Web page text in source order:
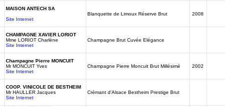
MAISON ANTECH SA
Site Internet
Blanquette de Limoux Réserve Brut 2008
CHAMPAGNE XAVIER LORIOT
Mme LORIOT Charlène
Site Internet
Champagne Brut Cuvée Elégance
Champagne Pierre MONCUIT
Mr MONCUIT Yves
Site Internet
Champagne Pierre Moncuit Brut Millésimé 2002
COOP. VINICOLE DE BESTHEIM
Mr HAULLER Jacques
Site Internet
Crémant d'Alsace Bestheim Prestige Brut